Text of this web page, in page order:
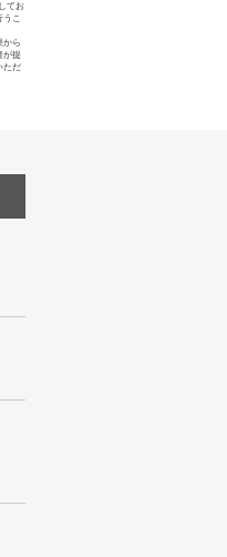
てお
こ
から
が提
ただ